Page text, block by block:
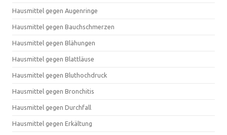
Hausmittel gegen Augenringe
Hausmittel gegen Bauchschmerzen
Hausmittel gegen Blähungen
Hausmittel gegen Blattläuse
Hausmittel gegen Bluthochdruck
Hausmittel gegen Bronchitis
Hausmittel gegen Durchfall
Hausmittel gegen Erkältung